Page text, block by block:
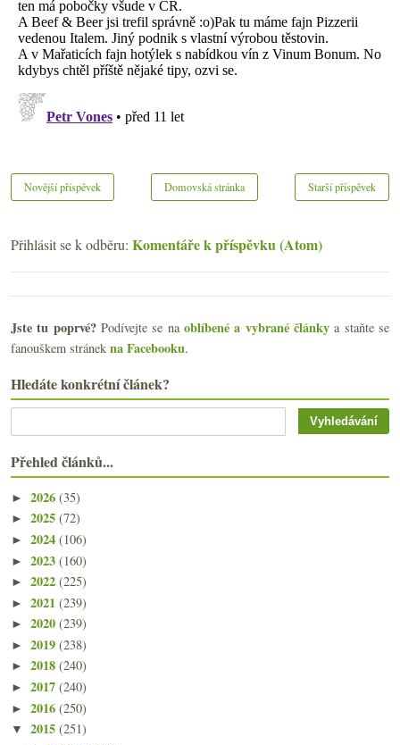
Novější příspěvek Starší příspěvek
Domovská stránka
Přihlásit se k odběru: Komentáře k příspěvku (Atom)
Jste tu poprvé?Podívejte se naoblíbené a vybrané články a staňte se
fanouškem stránek na Facebooku.
Hledáte konkrétní článek?
Přehled článků...
► 2026 (35)
► 2025 (72)
► 2024 (106)
► 2023 (160)
► 2022 (225)
► 2021 (239)
► 2020 (239)
► 2019 (238)
► 2018 (240)
► 2017 (240)
► 2016 (250)
▼ 2015 (251)